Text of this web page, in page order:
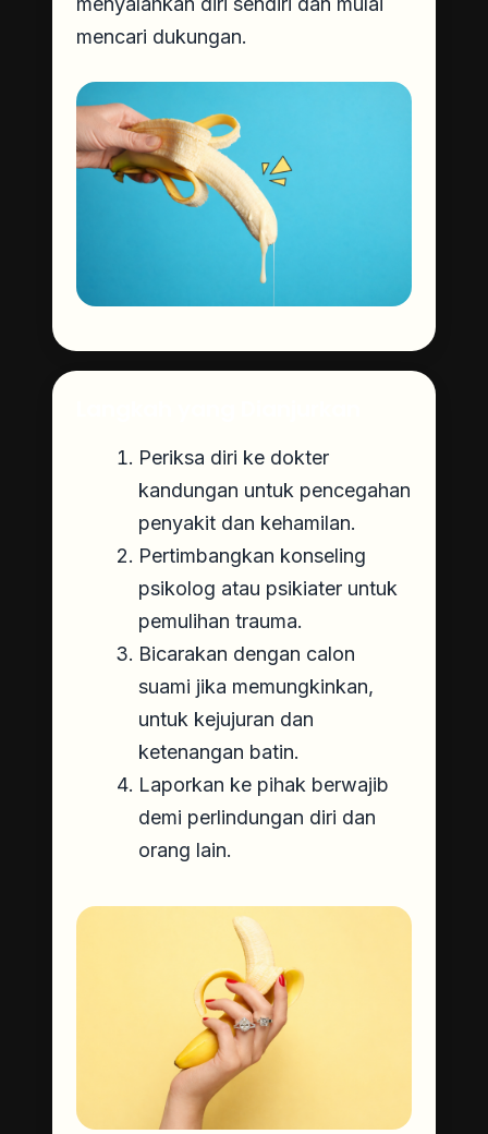
mencari dukungan.
Periksa diri ke dokter
kandungan untuk pencegahan
penyakit dan kehamilan.
Pertimbangkan konseling
psikolog atau psikiater untuk
pemulihan trauma.
Bicarakan dengan calon
suami jika memungkinkan,
untuk kejujuran dan
ketenangan batin.
Laporkan ke pihak berwajib
demi perlindungan diri dan
orang lain.